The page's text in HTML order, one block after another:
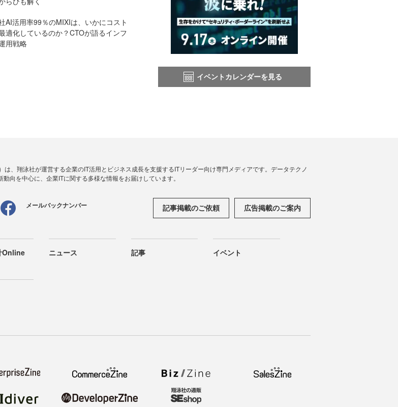
AI活用率99％のMIXIは、いかにコスト
適化しているのか？CTOが語るインフ
用戦略
イベントカレンダーを見る
は、翔泳社が運営する企業のIT活用とビジネス成長を支援するITリーダー向け専門メディアです。データテクノ
向を中心に、企業ITに関する多様な情報をお届けしています。
メールバックナンバー 記事掲載のご依頼 広告掲載のご案内
Online ニュース 記事 イベント